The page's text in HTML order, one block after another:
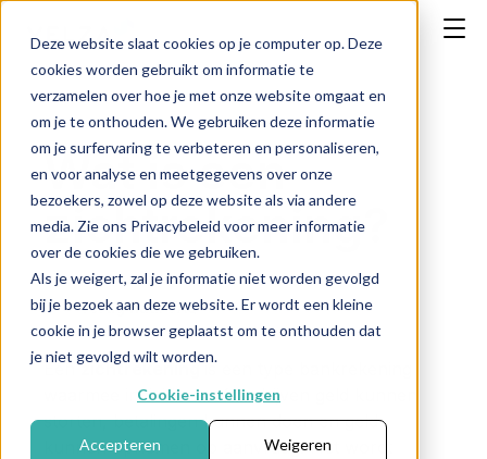
Deze website slaat cookies op je computer op. Deze
cookies worden gebruikt om informatie te
verzamelen over hoe je met onze website omgaat en
om je te onthouden. We gebruiken deze informatie
om je surfervaring te verbeteren en personaliseren,
en voor analyse en meetgegevens over onze
bezoekers, zowel op deze website als via andere
media. Zie ons Privacybeleid voor meer informatie
over de cookies die we gebruiken.
Als je weigert, zal je informatie niet worden gevolgd
bij je bezoek aan deze website. Er wordt een kleine
cookie in je browser geplaatst om te onthouden dat
je niet gevolgd wilt worden.
Cookie-instellingen
Accepteren Weigeren
Wat is een
zichtrekening?
← Terug naar FAQ
Eenzichtrekeningis een type bankrekening
waarmee individuen of bedrijven geld kunnen
storten, betalingen kunnen doen en geld
kunnen opnemen op aanvraag. Het wordt